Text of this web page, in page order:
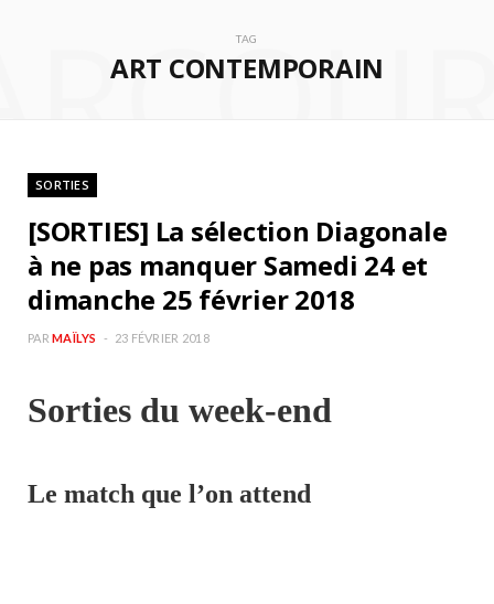
o g
TAG
ART CONTEMPORAIN
SORTIES
[SORTIES] La sélection Diagonale
à ne pas manquer Samedi 24 et
dimanche 25 février 2018
PAR MAÏLYS 23 FÉVRIER 2018
Sorties du week-end
Le match que l’on attend